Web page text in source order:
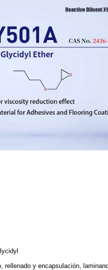
rellenado y encapsulación,